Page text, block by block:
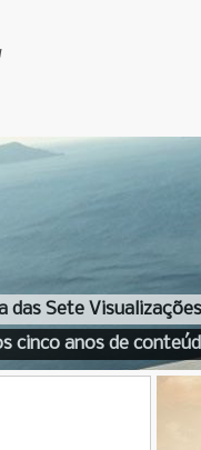
das Sete
cinco anos de